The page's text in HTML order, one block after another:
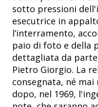
sotto pressioni
esecutrice in
l’interramento,
paio di foto e della
dettagliata da
Pietro Giorgio. La
consegnata, né mai
dopo, nel 1969,